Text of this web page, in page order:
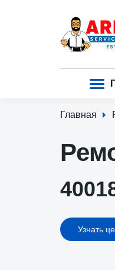
Главная
Узнать